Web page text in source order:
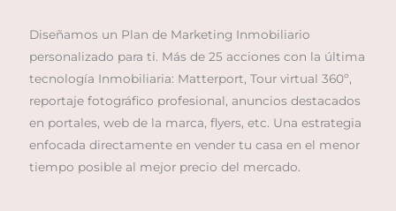
Diseñamos un Plan de Marketing Inmobiliario
personalizado para ti. Más de 25 acciones con la última
tecnología Inmobiliaria: Matterport, Tour virtual 360º,
reportaje fotográfico profesional, anuncios destacados
en portales, web de la marca, flyers, etc. Una estrategia
enfocada directamente en vender tu casa en el menor
tiempo posible al mejor precio del mercado.